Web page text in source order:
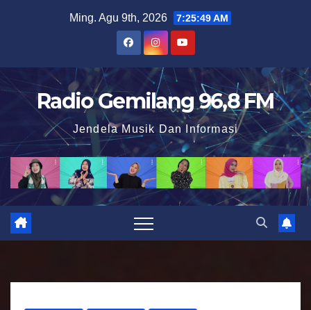
t
o
n
Ming. Agu 9th, 2026 7:25:50 AM
Radio Gemilang 96,8 FM
Jendela Musik Dan Informasi